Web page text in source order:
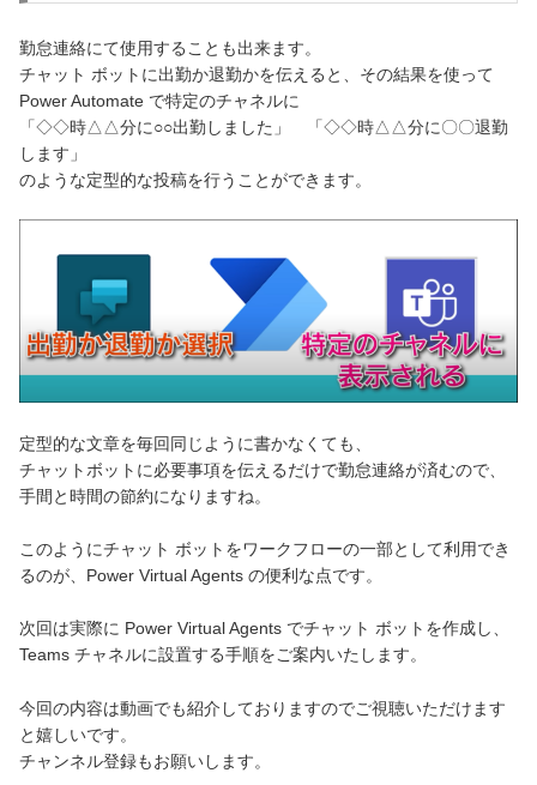
勤怠連絡にて使用することも出来ます。
チャット ボットに出勤か退勤かを伝えると、その結果を使って
Power Automate で特定のチャネルに
「◇◇時△△分に○○出勤しました」 「◇◇時△△分に〇〇退勤
します」
のような定型的な投稿を行うことができます。
定型的な文章を毎回同じように書かなくても、
チャットボットに必要事項を伝えるだけで勤怠連絡が済むので、
手間と時間の節約になりますね。
このようにチャット ボットをワークフローの一部として利用でき
るのが、Power Virtual Agents の便利な点です。
次回は実際に Power Virtual Agents でチャット ボットを作成し、
Teams チャネルに設置する手順をご案内いたします。
今回の内容は動画でも紹介しておりますのでご視聴いただけます
と嬉しいです。
チャンネル登録もお願いします。